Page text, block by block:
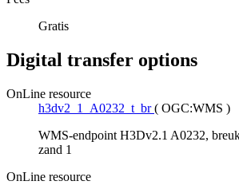
Gratis
Digital transfer options
OnLine resource
h3dv2_1_A0232_t_br ( OGC:WMS )
WMS-endpoint H3Dv2.1 A0232,
zand 1
OnLine resource